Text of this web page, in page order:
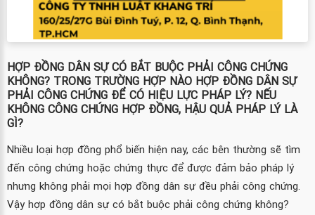
HỢP ĐỒNG DÂN SỰ CÓ BẮT BUỘC PHẢI CÔNG CHỨNG
KHÔNG? TRONG TRƯỜNG HỢP NÀO HỢP ĐỒNG DÂN SỰ
PHẢI CÔNG CHỨNG ĐỂ CÓ HIỆU LỰC PHÁP LÝ? NẾU
KHÔNG CÔNG CHỨNG HỢP ĐỒNG, HẬU QUẢ PHÁP LÝ LÀ
GÌ?
Nhiều loại hợp đồng phổ biến hiện nay, các bên thường sẽ tìm
đến công chứng hoặc chứng thực để được đảm bảo pháp lý
nhưng không phải mọi hợp đồng dân sự đều phải công chứng.
Vậy hợp đồng dân sự có bắt buộc phải công chứng không?